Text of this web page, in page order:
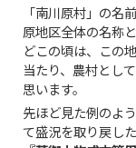
「南川原村」の名
原地区全体の名称
どこの頃は、この
当たり、農村とし
思います。
先ほど見た例のよ
て盛況を取り戻し